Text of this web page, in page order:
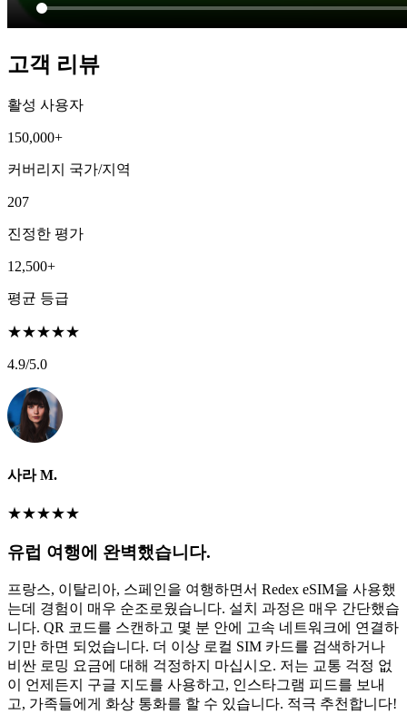
고객 리뷰
활성 사용자
150,000+
커버리지 국가/지역
207
진정한 평가
12,500+
평균 등급
★★★★★
4.9/5.0
사라 M.
★★★★★
유럽 여행에 완벽했습니다.
프랑스, 이탈리아, 스페인을 여행하면서 Redex eSIM을 사용했
는데 경험이 매우 순조로웠습니다. 설치 과정은 매우 간단했습
니다. QR 코드를 스캔하고 몇 분 안에 고속 네트워크에 연결하
기만 하면 되었습니다. 더 이상 로컬 SIM 카드를 검색하거나
비싼 로밍 요금에 대해 걱정하지 마십시오. 저는 교통 걱정 없
이 언제든지 구글 지도를 사용하고, 인스타그램 피드를 보내
고, 가족들에게 화상 통화를 할 수 있습니다. 적극 추천합니다!